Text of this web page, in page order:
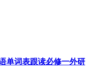
单词表跟读必修一外研